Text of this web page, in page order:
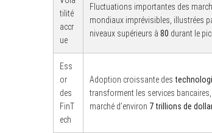
tilité
accr
ue
Fluctuations importantes des
mondiaux imprévisibles, illustrées
niveaux supérieurs à 80 durant le
Ess
or
des
FinT
ech
Adoption croissante des
transforment les services
marché d’environ 7 trillions de